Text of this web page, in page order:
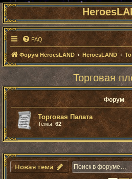
FAQ
Форум HeroesLAND HeroesLAND
Торговая
Форум
Торговая Палата
Темы: 62
Новая тема